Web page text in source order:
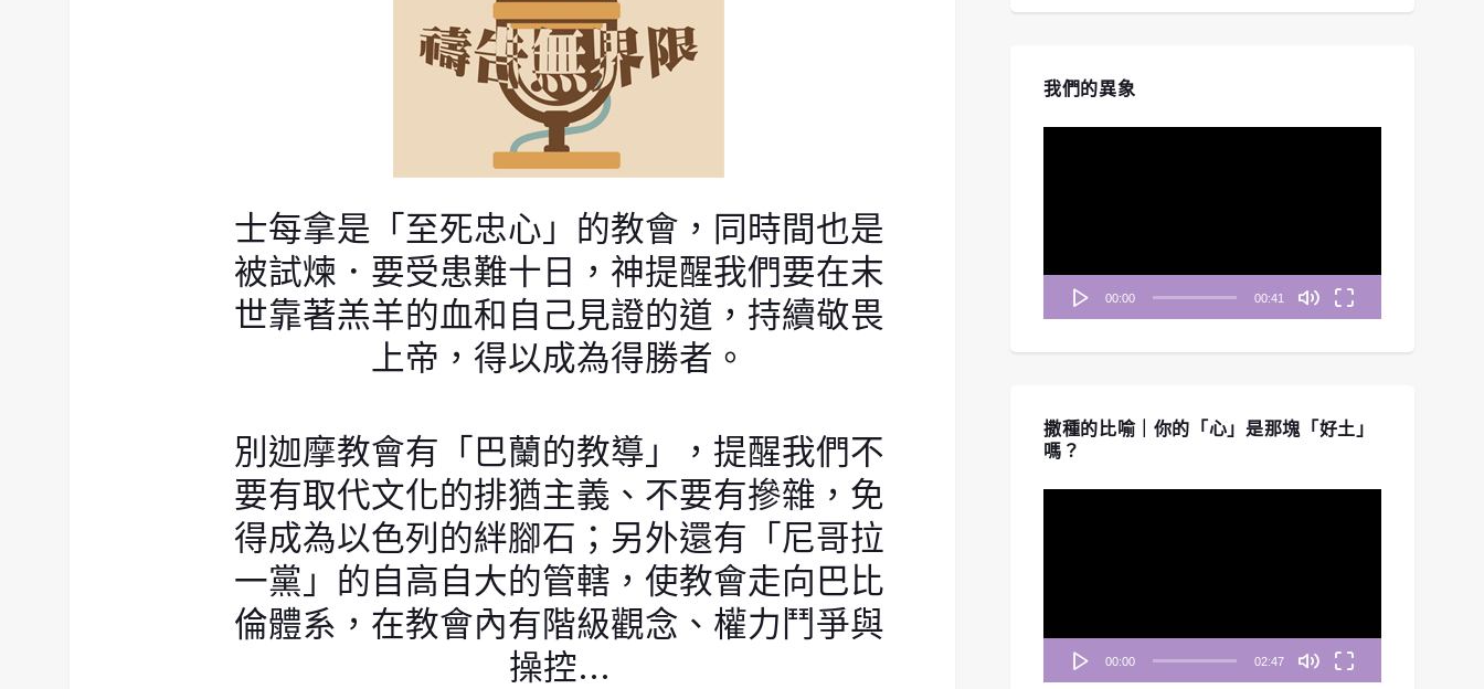
士每拿是「至死忠心」的教會，同時間也是
被試煉．要受患難十日，神提醒我們要在末
世靠著羔羊的血和自己見證的道，持續敬畏
上帝，得以成為得勝者。
別迦摩教會有「巴蘭的教導」，提醒我們不
要有取代文化的排猶主義、不要有摻雜，免
得成為以色列的絆腳石；另外還有「尼哥拉
一黨」的自高自大的管轄，使教會走向巴比
倫體系，在教會內有階級觀念、權力鬥爭與
操控…
我們的異象
00:00 00:41
撒種的比喻｜你的「心」是那塊「好土」
嗎？
00:00 02:47